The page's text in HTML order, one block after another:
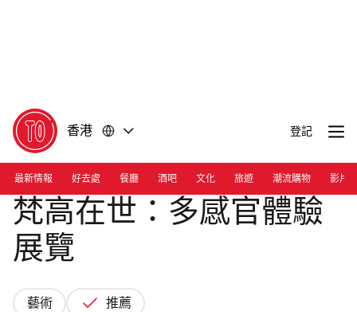
香港 登記
最新情報 好去處 餐廳 酒吧 文化 旅遊 潮流購物 影片
梵高在世：多感官體驗
展覽
藝術 推薦